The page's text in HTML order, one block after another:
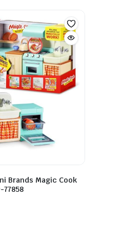
Brands Magic Cook